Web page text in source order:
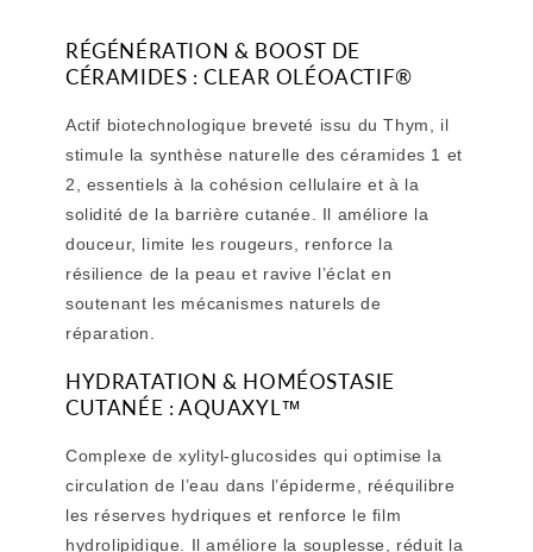
RÉGÉNÉRATION & BOOST DE
CÉRAMIDES : CLEAR OLÉOACTIF®
Actif biotechnologique breveté issu du Thym, il
stimule la synthèse naturelle des céramides 1 et
2, essentiels à la cohésion cellulaire et à la
solidité de la barrière cutanée. Il améliore la
douceur, limite les rougeurs, renforce la
résilience de la peau et ravive l’éclat en
soutenant les mécanismes naturels de
réparation.
HYDRATATION & HOMÉOSTASIE
CUTANÉE : AQUAXYL™
Complexe de xylityl-glucosides qui optimise la
circulation de l’eau dans l’épiderme, rééquilibre
les réserves hydriques et renforce le film
hydrolipidique. Il améliore la souplesse, réduit la